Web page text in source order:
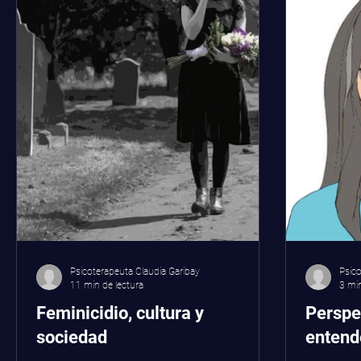
Feminicidio, cultura y
sociedad
Psicoterapeuta Claudia Garibay
11 min de lectura
3